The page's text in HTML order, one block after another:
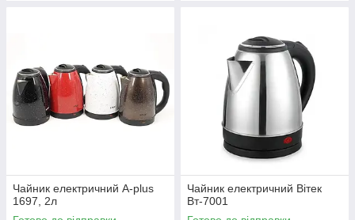
Чайник електричний A-plus
1697, 2л
Чайник електричний Вітек
Вт-7001